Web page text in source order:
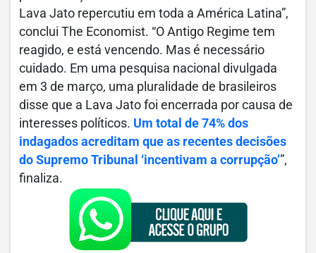
Lava Jato repercutiu em toda a América Latina”,
conclui The Economist. “O Antigo Regime tem
reagido, e está vencendo. Mas é necessário
cuidado. Em uma pesquisa nacional divulgada
em 3 de março, uma pluralidade de brasileiros
disse que a Lava Jato foi encerrada por causa de
interesses políticos. Um total de 74% dos
indagados acreditam que as recentes decisões
do Supremo Tribunal ‘incentivam a corrupção’”,
finaliza.